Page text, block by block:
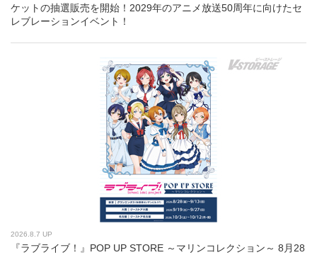
ケットの抽選販売を開始！2029年のアニメ放送50周年に向けたセ
レブレーションイベント！
2026.8.7 UP
『ラブライブ！』POP UP STORE ～マリンコレクション～ 8月28